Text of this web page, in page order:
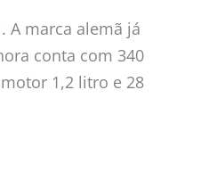
A marca alemã já
conta com 340
1,2 litro e 28